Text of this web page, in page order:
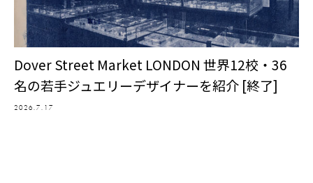
Dover Street Market LONDON 世界12校・36
名の若手ジュエリーデザイナーを紹介 [終了]
2026.7.17